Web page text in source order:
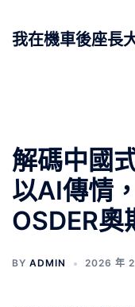
我在機車後座長
解碼中國
以AI傳情
OSDER奧
BY ADMIN 2026 年 2